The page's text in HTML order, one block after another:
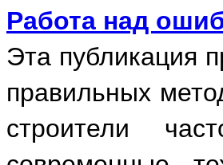
Работа над
Эта публикация
правильных
строители